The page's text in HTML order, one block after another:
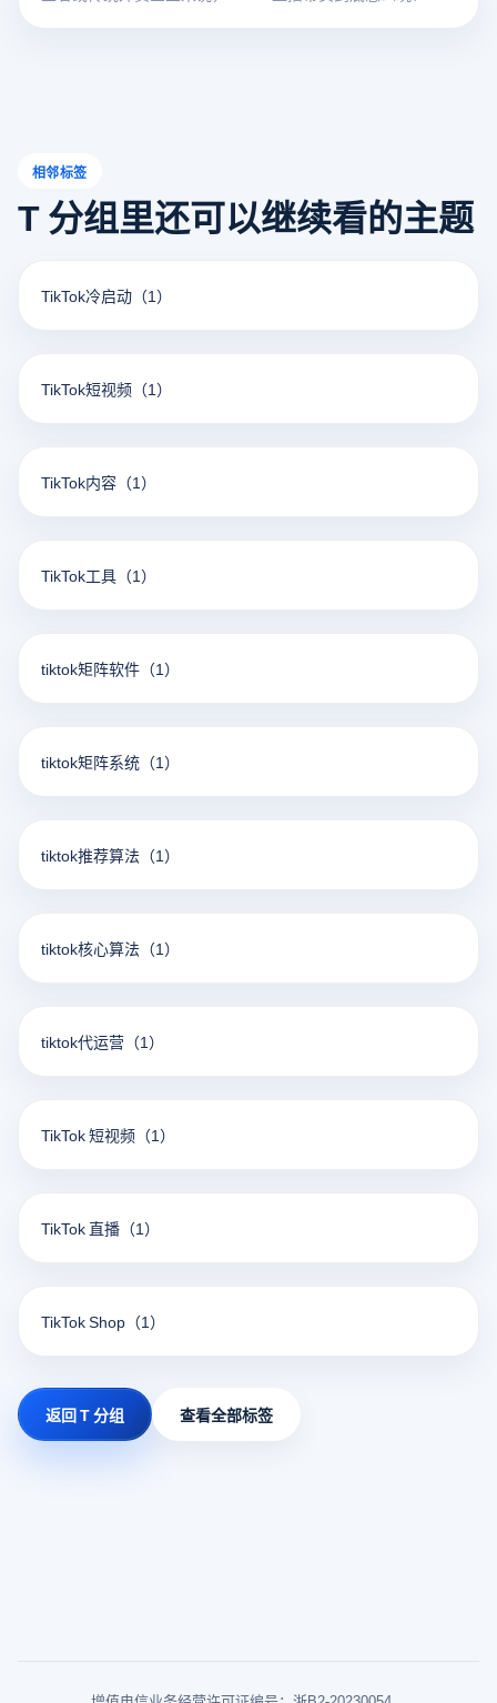
相邻标签
T 分组里还可以继续看的主题
TikTok冷启动 （1）
TikTok短视频 （1）
TikTok内容 （1）
TikTok工具 （1）
tiktok矩阵软件 （1）
tiktok矩阵系统 （1）
tiktok推荐算法 （1）
tiktok核心算法 （1）
tiktok代运营 （1）
TikTok 短视频 （1）
TikTok 直播 （1）
TikTok Shop （1）
返回 T 分组 查看全部标签